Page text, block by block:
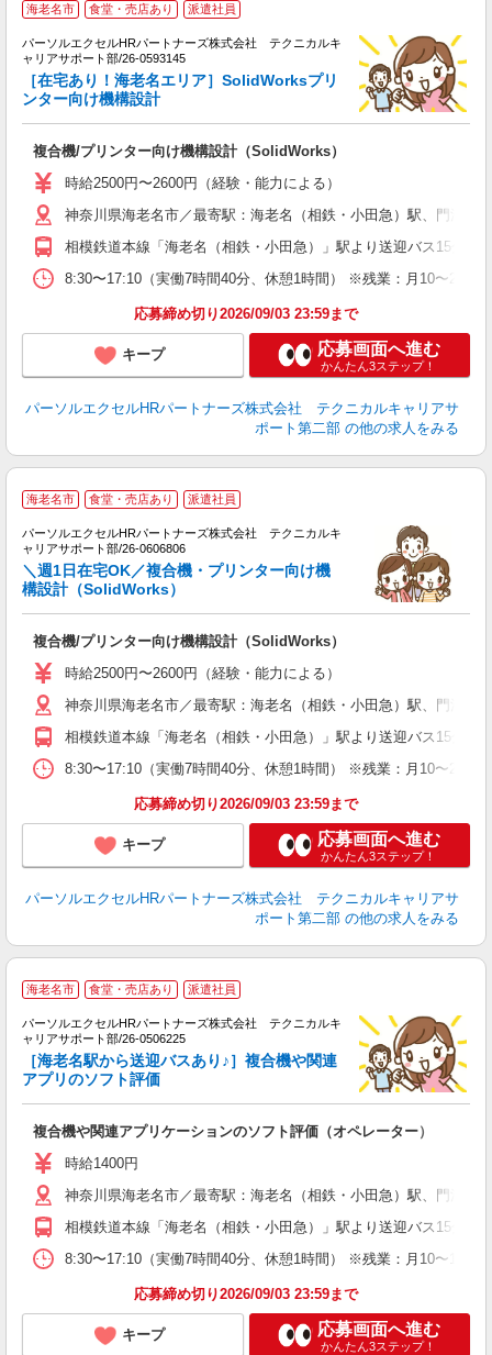
海老名市 食堂・売店あり 派遣社員
パーソルエクセルHRパートナーズ株式会社 テクニカルキ
ャリアサポート部/26-0593145
［在宅あり！海老名エリア］SolidWorksプリ
ンター向け機構設計
複合機/プリンター向け機構設計（SolidWorks）
時給2500円〜2600円（経験・能力による）
神奈川県海老名市／最寄駅：海老名（相鉄・小田急）駅、門沢橋駅
相模鉄道本線「海老名（相鉄・小田急）」駅より送迎バス15分
8:30〜17:10（実働7時間40分、休憩1時間） ※残業：月10〜20
応募締め切り2026/09/03 23:59まで
キープ 応募画面へ進む
かんたん3ステップ！
パーソルエクセルHRパートナーズ株式会社 テクニカルキャリアサ
ポート第二部 の他の求人をみる
海老名市 食堂・売店あり 派遣社員
パーソルエクセルHRパートナーズ株式会社 テクニカルキ
ャリアサポート部/26-0606806
＼週1日在宅OK／複合機・プリンター向け機
構設計（SolidWorks）
複合機/プリンター向け機構設計（SolidWorks）
時給2500円〜2600円（経験・能力による）
神奈川県海老名市／最寄駅：海老名（相鉄・小田急）駅、門沢橋駅
相模鉄道本線「海老名（相鉄・小田急）」駅より送迎バス15分
8:30〜17:10（実働7時間40分、休憩1時間） ※残業：月10〜20
応募締め切り2026/09/03 23:59まで
キープ 応募画面へ進む
かんたん3ステップ！
パーソルエクセルHRパートナーズ株式会社 テクニカルキャリアサ
ポート第二部 の他の求人をみる
海老名市 食堂・売店あり 派遣社員
パーソルエクセルHRパートナーズ株式会社 テクニカルキ
ャリアサポート部/26-0506225
［海老名駅から送迎バスあり♪］複合機や関連
アプリのソフト評価
複合機や関連アプリケーションのソフト評価（オペレーター）
時給1400円
神奈川県海老名市／最寄駅：海老名（相鉄・小田急）駅、門沢橋駅
相模鉄道本線「海老名（相鉄・小田急）」駅より送迎バス15分
8:30〜17:10（実働7時間40分、休憩1時間） ※残業：月10〜15
応募締め切り2026/09/03 23:59まで
キープ 応募画面へ進む
かんたん3ステップ！